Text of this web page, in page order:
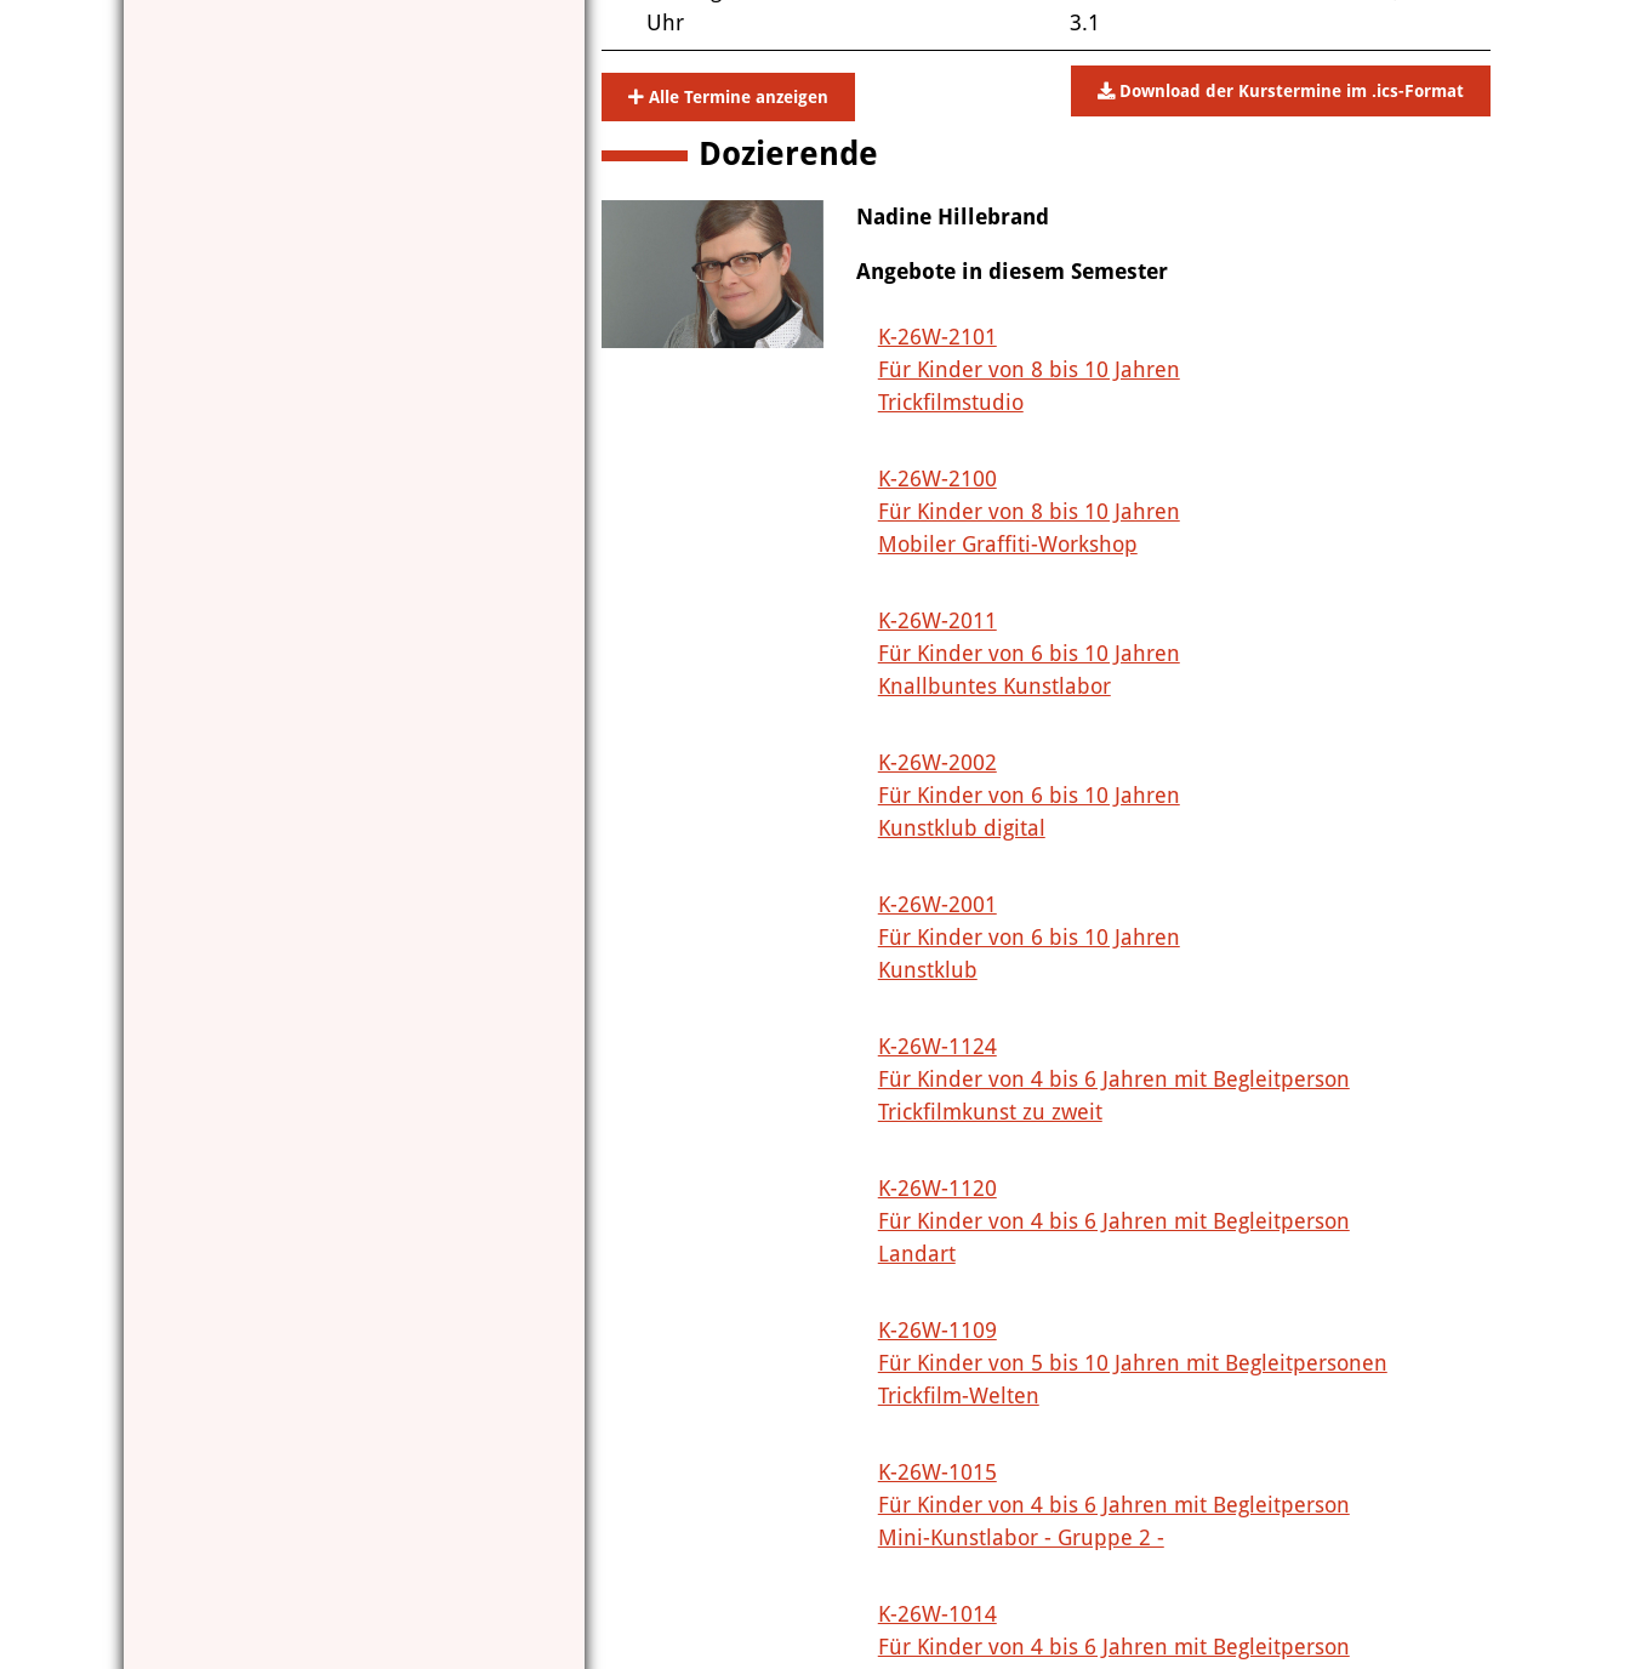
Uhr
3.1
Alle Termine anzeigen Download der Kurstermine im .ics-Format
Dozierende
Nadine Hillebrand
Angebote in diesem Semester
K-26W-2101
Für Kinder von 8 bis 10 Jahren
Trickfilmstudio
K-26W-2100
Für Kinder von 8 bis 10 Jahren
Mobiler Graffiti-Workshop
K-26W-2011
Für Kinder von 6 bis 10 Jahren
Knallbuntes Kunstlabor
K-26W-2002
Für Kinder von 6 bis 10 Jahren
Kunstklub digital
K-26W-2001
Für Kinder von 6 bis 10 Jahren
Kunstklub
K-26W-1124
Für Kinder von 4 bis 6 Jahren mit Begleitperson
Trickfilmkunst zu zweit
K-26W-1120
Für Kinder von 4 bis 6 Jahren mit Begleitperson
Landart
K-26W-1109
Für Kinder von 5 bis 10 Jahren mit Begleitpersonen
Trickfilm-Welten
K-26W-1015
Für Kinder von 4 bis 6 Jahren mit Begleitperson
Mini-Kunstlabor - Gruppe 2 -
K-26W-1014
Für Kinder von 4 bis 6 Jahren mit Begleitperson